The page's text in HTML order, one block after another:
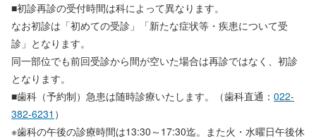
■初診再診の受付時間は科によって異なります。
なお初診は「初めての受診」「新たな症状等・疾患について受
診」となります。
同一部位でも前回受診から間が空いた場合は再診ではなく、初診
となります。
■歯科（予約制）急患は随時診療いたします。（歯科直通： 022-
382-6231 ）
※歯科の午後の診療時間は13:30～17:30迄。また火・水曜日午後休